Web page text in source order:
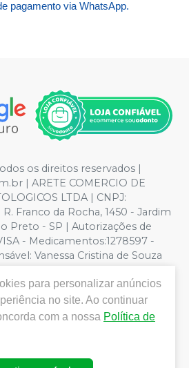
pagamento via WhatsApp.
os direitos reservados |
| ARETE COMERCIO DE
LTDA | CNPJ:
Franco da Rocha, 1450 - Jardim
Preto - SP | Autorizações de
- Medicamentos:1278597 -
Vanessa Cristina de Souza
de Privacidade e Segurança -
- Os preços e condições
a alterações. Em caso de
no site, o valor válido é o do
Não vendemos por atacado, por
o direito de não atender compras
pelo site.
para personalizar anúncios
no site. Ao continuar
com a nossa Política de